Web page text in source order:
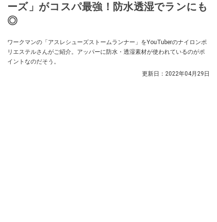
ーズ」がコスパ最強！防水透湿でランにも
◎
ワークマンの「アスレシューズストームランナー」をYouTuberのナイロンポ
リエステルさんがご紹介。アッパーに防水・透湿素材が使われているのがポ
イントなのだそう。
更新日： 2022年04月29日